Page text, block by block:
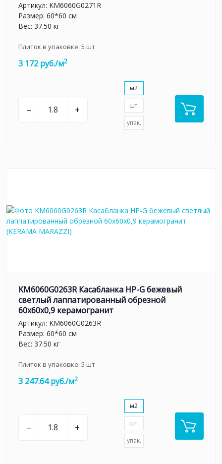
Артикул: KM6060G0271R
Размер: 60*60 см
Вес: 37.50 кг
Плиток в упаковке: 5 шт
3 172 руб./м2
– +
м2
шт.
упак.
KM6060G0263R Касабланка HP-G бежевый
светлый лаппатированный обрезной
60x60x0,9 керамогранит
Артикул: KM6060G0263R
Размер: 60*60 см
Вес: 37.50 кг
Плиток в упаковке: 5 шт
3 247.64 руб./м2
– +
м2
шт.
упак.